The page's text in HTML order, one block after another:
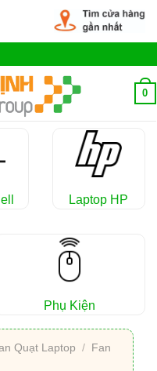
0
Laptop HP
Phụ Kiện
Quạt Laptop / Fan